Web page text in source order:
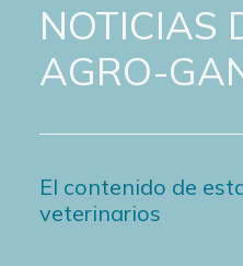
NOTICIAS
AGRO-
El contenido de
veterinarios